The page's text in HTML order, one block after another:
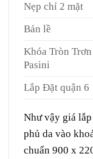
Nẹp chỉ 2 mặt
Bản lề
Khóa Tròn Trơn
Pasini
Lắp Đặt quận 6
Như vậy giá
phủ da vào
chuẩn 900 x